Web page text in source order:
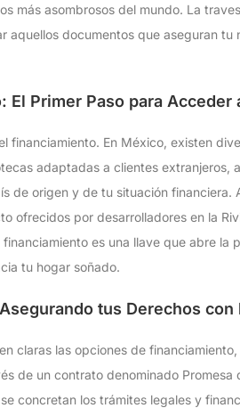
más asombrosos del mundo. La
aquellos documentos que aseguran
El Primer Paso para Acceder
financiamiento. En México, existen
adaptadas a clientes
de origen y de tu situación
ofrecidos por desarrolladores en la
es una llave que abre
tu hogar soñado.
tus Derechos
claras las opciones de
de un contrato denominado
concretan los trámites legales y